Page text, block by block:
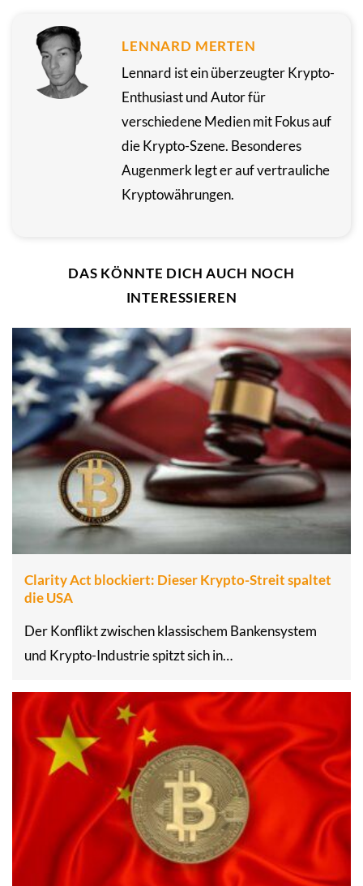
LENNARD MERTEN
Lennard ist ein überzeugter Krypto-
Enthusiast und Autor für
verschiedene Medien mit Fokus auf
die Krypto-Szene. Besonderes
Augenmerk legt er auf vertrauliche
Kryptowährungen.
DAS KÖNNTE DICH AUCH NOCH
INTERESSIEREN
Clarity Act blockiert: Dieser Krypto-Streit spaltet
die USA
Der Konflikt zwischen klassischem Bankensystem
und Krypto-Industrie spitzt sich in…